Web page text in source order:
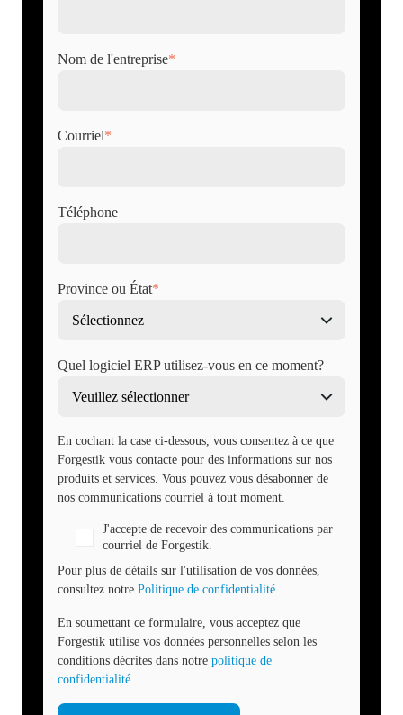
Nom de l'entreprise*
Courriel*
Téléphone
Province ou État*
Quel logiciel ERP utilisez-vous en ce moment?
En cochant la case ci-dessous, vous consentez à ce que
Forgestik vous contacte pour des informations sur nos
produits et services. Vous pouvez vous désabonner de
nos communications courriel à tout moment.
J'accepte de recevoir des communications par
courriel de Forgestik.
Pour plus de détails sur l'utilisation de vos données,
consultez notre Politique de confidentialité.
En soumettant ce formulaire, vous acceptez que
Forgestik utilise vos données personnelles selon les
conditions décrites dans notre politique de
confidentialité.